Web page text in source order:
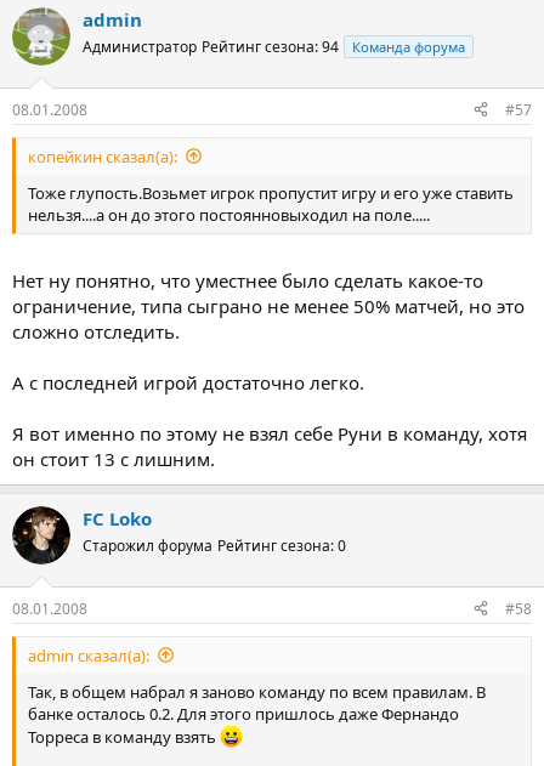
admin
Администратор Рейтинг сезона: 94 Команда форума
08.01.2008 #57
копейкин сказал(а):
Тоже глупость.Возьмет игрок пропустит игру и его уже ставить
нельзя....а он до этого постоянновыходил на поле.....
Нет ну понятно, что уместнее было сделать какое-то
ограничение, типа сыграно не менее 50% матчей, но это
сложно отследить.
А с последней игрой достаточно легко.
Я вот именно по этому не взял себе Руни в команду, хотя
он стоит 13 с лишним.
FC Loko
Старожил форума Рейтинг сезона: 0
08.01.2008 #58
admin сказал(а):
Так, в общем набрал я заново команду по всем правилам. В
банке осталось 0.2. Для этого пришлось даже Фернандо
Торреса в команду взять